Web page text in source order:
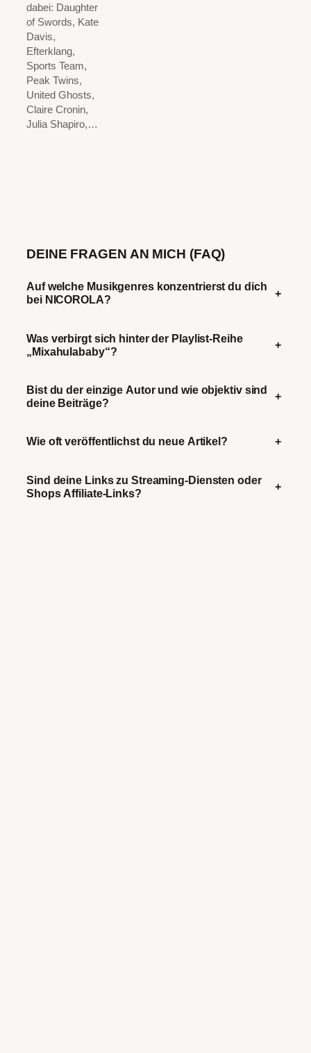
dabei: Daughter
of Swords, Kate
Davis,
Efterklang,
Sports Team,
Peak Twins,
United Ghosts,
Claire Cronin,
Julia Shapiro,…
DEINE FRAGEN AN MICH (FAQ)
Auf welche Musikgenres konzentrierst du dich
bei NICOROLA?
+
Was verbirgt sich hinter der Playlist-Reihe
„Mixahulababy“?
+
Bist du der einzige Autor und wie objektiv sind
deine Beiträge?
+
Wie oft veröffentlichst du neue Artikel? +
Sind deine Links zu Streaming-Diensten oder
Shops Affiliate-Links?
+